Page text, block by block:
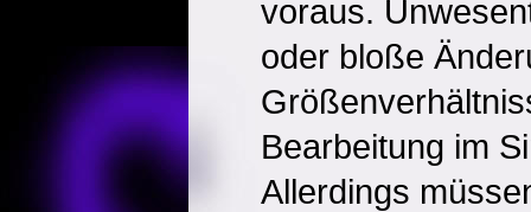
voraus.
oder bloße
Bearbeitung im
Allerdings